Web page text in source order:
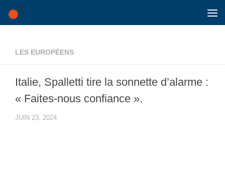
Skip to content
LES EUROPÉENS
Italie, Spalletti tire la sonnette d’alarme :
« Faites-nous confiance ».
JUIN 23, 2024